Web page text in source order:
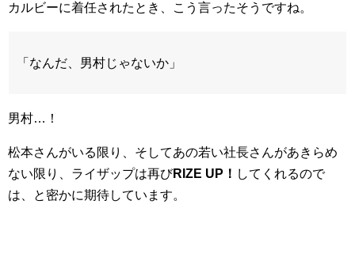
カルビーに着任されたとき、こう言ったそうですね。
「なんだ、男村じゃないか」
男村…！
松本さんがいる限り、そしてあの若い社長さんがあきらめ
ない限り、ライザップは再びRIZE UP！ してくれるので
は、と密かに期待しています。